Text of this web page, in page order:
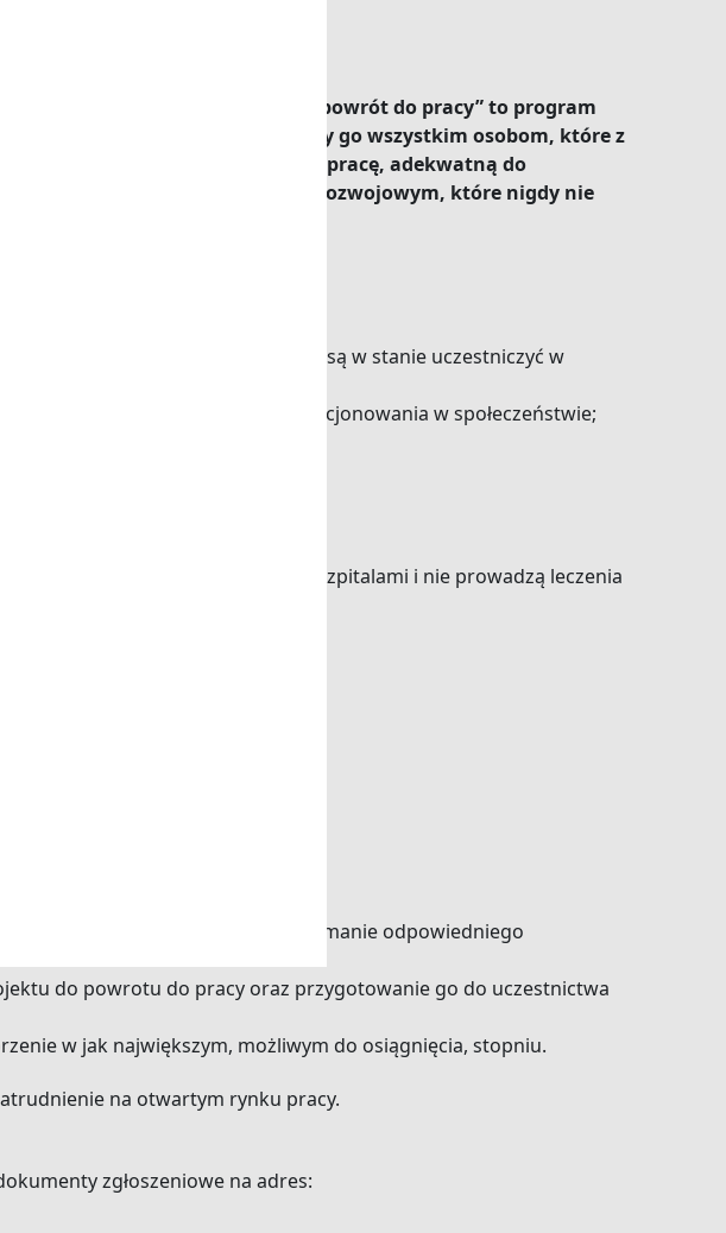
umożliwiającej podjęcie lub powrót do pracy”to program
zawodowych. Dedykujemy go wszystkim osobom, które z
a chciałyby podjąć inną pracę, adekwatną do
wrodzoną lub nabytą w okresie rozwojowym, które nigdy nie
zawodzie, ale jednocześnie są w stanie uczestniczyć w
poprawy aktywnego funkcjonowania w społeczeństwie;
kompleksowej nie są szpitalami i nie prowadzą leczenia
rehabilitacji kompleksowej;
Kompleksowej.
uzyskanie nowego zawodu i utrzymanie odpowiedniego
do powrotu do pracy oraz przygotowanie go do uczestnictwa
w jak największym, możliwym do osiągnięcia, stopniu.
na otwartym rynku pracy.
zgłoszeniowe na adres: